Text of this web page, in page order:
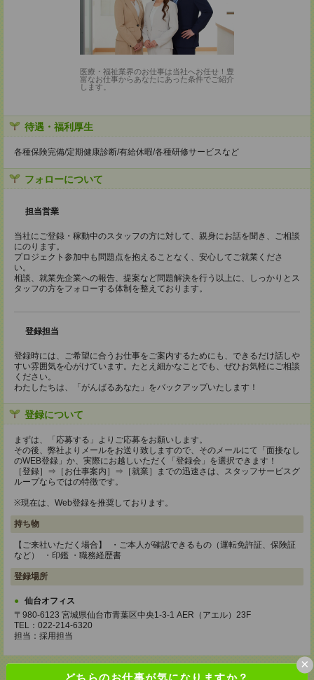
どちらのお仕事が気になりますか？
×
医療・福祉業界のお仕事は当社へお任せ！豊
富なお仕事からあなたにあった条件でご紹介
します。
待遇・福利厚生
各種保険完備/定期健康診断/有給休暇/各種研修サービスなど
フォローについて
担当営業
当社にご登録・稼動中のスタッフの方に対して、親身にお話を聞き、ご相談
にのります。
プロジェクト参加中も問題点を抱えることなく、安心してご就業くださ
い。
相談、就業先企業への報告、提案など問題解決を行う以上に、しっかりとス
タッフの方をフォローする体制を整えております。
登録担当
登録時には、ご希望に合うお仕事をご案内するためにも、できるだけ話しや
すい雰囲気を心がけています。たとえ細かなことでも、ぜひお気軽にご相談
ください。
わたしたちは、「がんばるあなた」をバックアップいたします！
登録について
まずは、「応募する」よりご応募をお願いします。
その後、弊社よりメールをお送り致しますので、そのメールにて「面接なし
のWEB登録」か、実際にお越しいただく「登録会」を選択できます！
［登録］⇒［お仕事案内］⇒［就業］までの迅速さは、スタッフサービスグ
ループならではの特徴です。
※現在は、Web登録を推奨しております。
持ち物
【ご来社いただく場合】 ・ご本人が確認できるもの（運転免許証、保険証
など） ・印鑑 ・職務経歴書
登録場所
仙台オフィス
〒980-6123 宮城県仙台市青葉区中央1-3-1 AER（アエル）23F
TEL：022-214-6320
担当：採用担当